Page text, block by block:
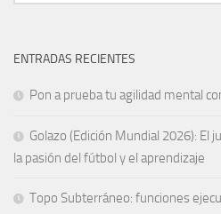
ENTRADAS RECIENTES
Pon a prueba tu agilidad mental
Golazo (Edición Mundial 2026): El
la pasión del fútbol y el aprendizaje
Topo Subterráneo: funciones